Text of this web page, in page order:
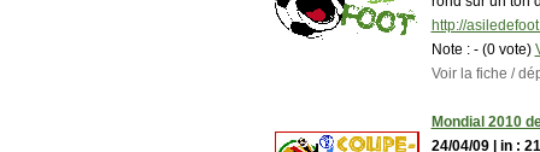
http://
Note : - (0 vote)
Voir la fiche /
Mondial 2010
24/04/09 | in :